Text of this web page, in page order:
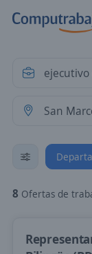
8 Ofertas de trabajo de